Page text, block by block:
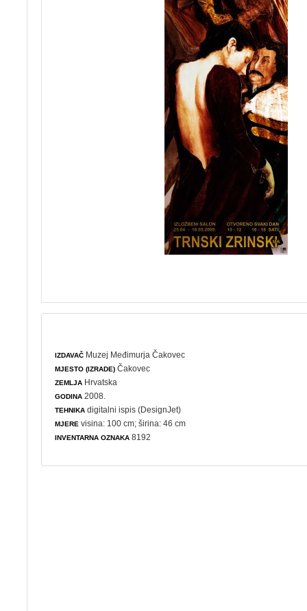
IZDAVAČ Muzej Međimurja Čakovec
MJESTO (IZRADE) Čakovec
ZEMLJA Hrvatska
GODINA 2008.
TEHNIKA digitalni ispis (DesignJet)
MJERE visina: 100 cm; širina: 46 cm
INVENTARNA OZNAKA 8192